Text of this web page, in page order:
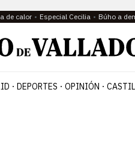
de calor Especial Cecilia Búho a
DEPORTES OPINIÓN